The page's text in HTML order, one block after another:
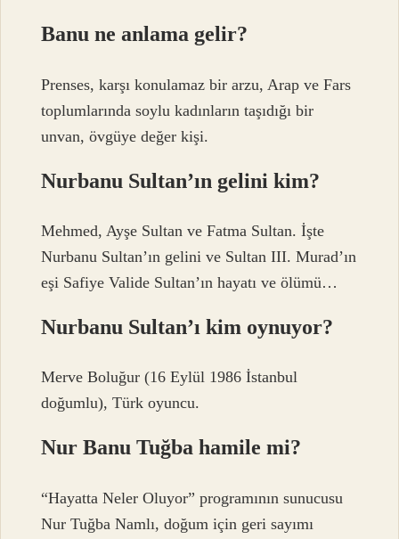
Banu ne anlama gelir?
Prenses, karşı konulamaz bir arzu, Arap ve Fars
toplumlarında soylu kadınların taşıdığı bir
unvan, övgüye değer kişi.
Nurbanu Sultan’ın gelini kim?
Mehmed, Ayşe Sultan ve Fatma Sultan. İşte
Nurbanu Sultan’ın gelini ve Sultan III. Murad’ın
eşi Safiye Valide Sultan’ın hayatı ve ölümü…
Nurbanu Sultan’ı kim oynuyor?
Merve Boluğur (16 Eylül 1986 İstanbul
doğumlu), Türk oyuncu.
Nur Banu Tuğba hamile mi?
“Hayatta Neler Oluyor” programının sunucusu
Nur Tuğba Namlı, doğum için geri sayımı